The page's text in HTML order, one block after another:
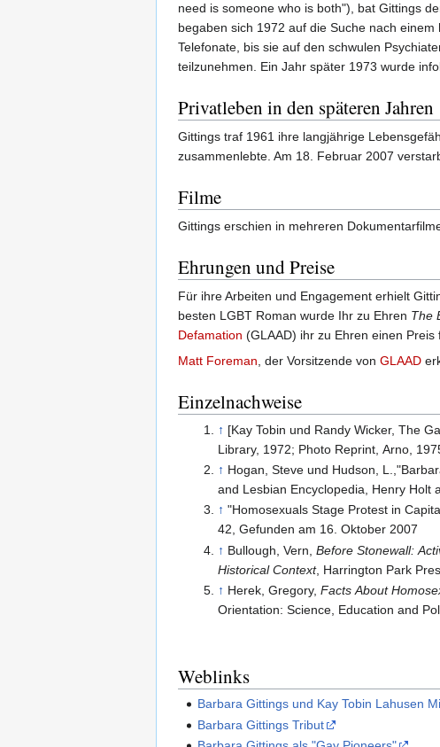
need is someone who is both"), bat Gittings
begaben sich 1972 auf die Suche nach
Telefonate, bis sie auf den schwulen
teilzunehmen. Ein Jahr später 1973 wurde
Privatleben in den späteren Jahren
Gittings traf 1961 ihre langjährige
zusammenlebte. Am 18. Februar 2007
Filme
Gittings erschien in mehreren
Ehrungen und Preise
Für ihre Arbeiten und Engagement erhielt
besten LGBT Roman wurde Ihr zu Ehren The
Defamation (GLAAD) ihr zu Ehren einen Preis
Matt Foreman, der Vorsitzende von GLAAD
Einzelnachweise
↑ [Kay Tobin und Randy Wicker, The
Library, 1972; Photo Reprint, Arno,
↑ Hogan, Steve und Hudson,
and Lesbian Encyclopedia, Henry Holt
↑ "Homosexuals Stage Protest in
42, Gefunden am 16. Oktober 2007
↑ Bullough, Vern, Before Stonewall:
Historical Context, Harrington Park
↑ Herek, Gregory, Facts About
Orientation: Science, Education and
Weblinks
Barbara Gittings und Kay Tobin Lahusen
Barbara Gittings Tribut